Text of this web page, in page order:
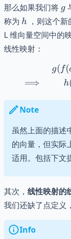
那么如果我们将 g
g
称为 h
h ，则这个
L 维向量空间中的
线性映射：
⟹
g( f(
h
Note
虽然上面的描述
的向量，但实际
适用。包括下文
其次， 线性映射的
我们还缺了点定义
Info